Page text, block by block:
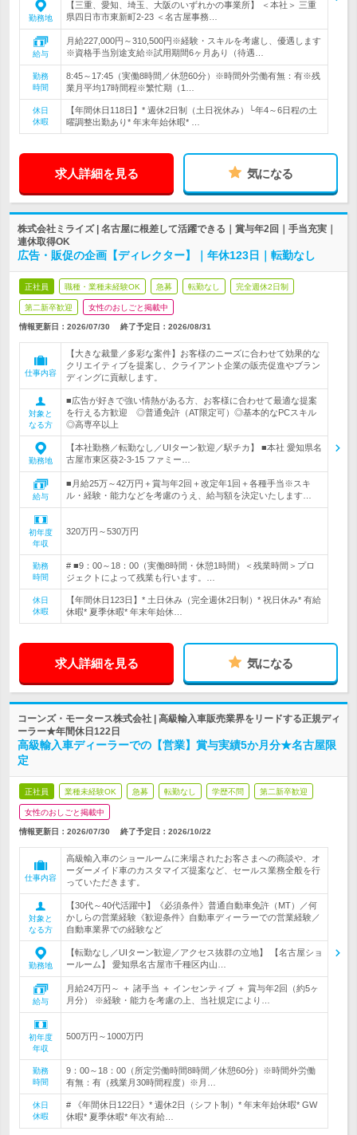
勤務地
【三重、愛知、埼玉、大阪のいずれかの事業所】 ＜本社＞ 三重
県四日市市東新町2-23 ＜名古屋事務…
給与
月給227,000円～310,500円※経験・スキルを考慮し、優遇します
※資格手当別途支給※試用期間6ヶ月あり（待遇…
勤務
時間
8:45～17:45（実働8時間／休憩60分）※時間外労働有無：有※残
業月平均17時間程※繁忙期（1…
休日
休暇
【年間休日118日】* 週休2日制（土日祝休み）└年4～6日程の土
曜調整出勤あり* 年末年始休暇* …
求人詳細を見る 気になる
株式会社ミライズ | 名古屋に根差して活躍できる｜賞与年2回｜手当充実｜
連休取得OK
広告・販促の企画【ディレクター】｜年休123日｜転勤なし
正社員 職種・業種未経験OK 急募 転勤なし 完全週休2日制
第二新卒歓迎 女性のおしごと掲載中
情報更新日：2026/07/30 終了予定日： 2026/08/31
仕事内容
【大きな裁量／多彩な案件】お客様のニーズに合わせて効果的な
クリエイティブを提案し、クライアント企業の販売促進やブラン
ディングに貢献します。
対象と
なる方
■広告が好きで強い情熱がある方、お客様に合わせて最適な提案
を行える方歓迎 ◎普通免許（AT限定可）◎基本的なPCスキル
◎高専卒以上
勤務地
【本社勤務／転勤なし／UIターン歓迎／駅チカ】 ■本社 愛知県名
古屋市東区葵2-3-15 ファミー…
給与
■月給25万～42万円＋賞与年2回＋改定年1回＋各種手当※スキ
ル・経験・能力などを考慮のうえ、給与額を決定いたします…
初年度
年収
320万円～530万円
勤務
時間
# ■9：00～18：00（実働8時間・休憩1時間）＜残業時間＞プロ
ジェクトによって残業も行います。…
休日
休暇
【年間休日123日】* 土日休み（完全週休2日制）* 祝日休み* 有給
休暇* 夏季休暇* 年末年始休…
求人詳細を見る 気になる
コーンズ・モータース株式会社 | 高級輸入車販売業界をリードする正規ディ
ーラー★年間休日122日
高級輸入車ディーラーでの【営業】賞与実績5か月分★名古屋限
定
正社員 業種未経験OK 急募 転勤なし 学歴不問 第二新卒歓迎
女性のおしごと掲載中
情報更新日：2026/07/30 終了予定日： 2026/10/22
仕事内容
高級輸入車のショールームに来場されたお客さまへの商談や、オ
ーダーメイド車のカスタマイズ提案など、セールス業務全般を行
っていただきます。
対象と
なる方
【30代～40代活躍中】《必須条件》普通自動車免許（MT）／何
かしらの営業経験《歓迎条件》自動車ディーラーでの営業経験／
自動車業界での経験など
勤務地
【転勤なし／UIターン歓迎／アクセス抜群の立地】 【名古屋ショ
ールーム】 愛知県名古屋市千種区内山…
給与
月給24万円～ ＋ 諸手当 ＋ インセンティブ ＋ 賞与年2回（約5ヶ
月分） ※経験・能力を考慮の上、当社規定により…
初年度
年収
500万円～1000万円
勤務
時間
9：00～18：00（所定労働時間8時間／休憩60分）※時間外労働
有無：有（残業月30時間程度）※月…
休日
休暇
# 《年間休日122日》* 週休2日（シフト制）* 年末年始休暇* GW
休暇* 夏季休暇* 年次有給…